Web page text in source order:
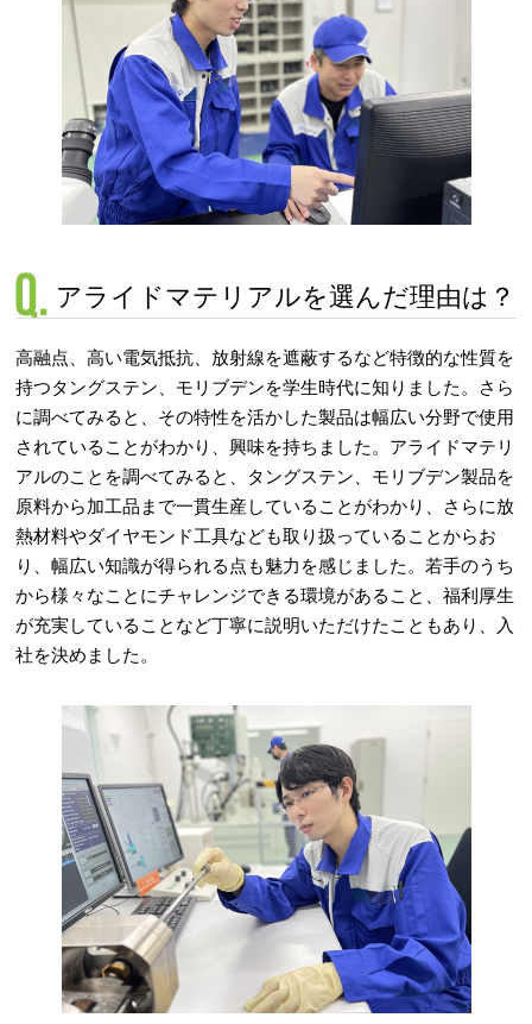
アライドマテリアルを選んだ理由は？
高融点、高い電気抵抗、放射線を遮蔽するなど特徴的な性質を
持つタングステン、モリブデンを学生時代に知りました。さら
に調べてみると、その特性を活かした製品は幅広い分野で使用
されていることがわかり、興味を持ちました。アライドマテリ
アルのことを調べてみると、タングステン、モリブデン製品を
原料から加工品まで一貫生産していることがわかり、さらに放
熱材料やダイヤモンド工具なども取り扱っていることからお
り、幅広い知識が得られる点も魅力を感じました。若手のうち
から様々なことにチャレンジできる環境があること、福利厚生
が充実していることなど丁寧に説明いただけたこともあり、入
社を決めました。